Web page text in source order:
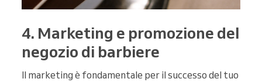
4. Marketing e promozione del
negozio di barbiere
Il marketing è fondamentale per il successo del tuo